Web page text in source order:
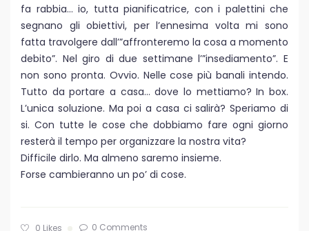
fa rabbia… io, tutta pianificatrice, con i palettini che
segnano gli obiettivi, per l’ennesima volta mi sono
fatta travolgere dall’”affronteremo la cosa a momento
debito”. Nel giro di due settimane l’”insediamento”. E
non sono pronta. Ovvio. Nelle cose più banali intendo.
Tutto da portare a casa… dove lo mettiamo? In box.
L’unica soluzione. Ma poi a casa ci salirà? Speriamo di
si. Con tutte le cose che dobbiamo fare ogni giorno
resterà il tempo per organizzare la nostra vita?
Difficile dirlo. Ma almeno saremo insieme.
Forse cambieranno un po’ di cose.
0 Likes 0 Comments